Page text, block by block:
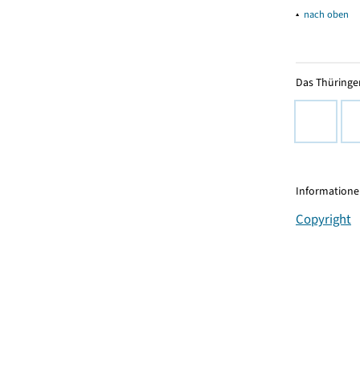
▴ nach oben
Das
Copyright